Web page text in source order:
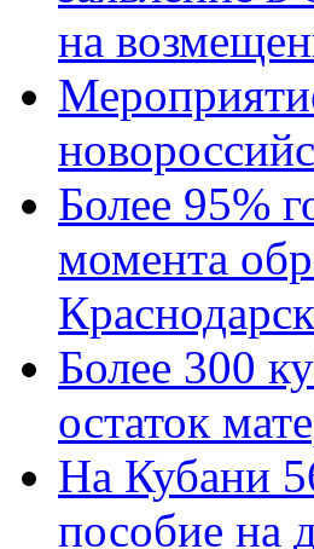
на
Более 95%
момента
Более 300
остаток
На Кубани
пособие на